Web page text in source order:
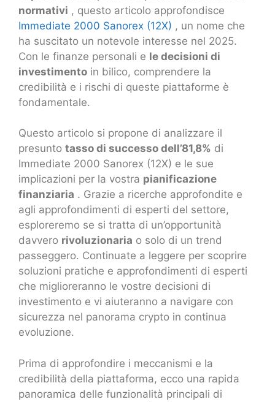
normativi , questo articolo approfondisce
Immediate 2000 Sanorex (12X) , un nome che
ha suscitato un notevole interesse nel 2025.
Con le finanze personali e le decisioni di
investimento in bilico, comprendere la
credibilità e i rischi di queste piattaforme è
fondamentale.
Questo articolo si propone di analizzare il
presunto tasso di successo dell’81,8% di
Immediate 2000 Sanorex (12X) e le sue
implicazioni per la vostra pianificazione
finanziaria . Grazie a ricerche approfondite e
agli approfondimenti di esperti del settore,
esploreremo se si tratta di un’opportunità
davvero rivoluzionaria o solo di un trend
passeggero. Continuate a leggere per scoprire
soluzioni pratiche e approfondimenti di esperti
che miglioreranno le vostre decisioni di
investimento e vi aiuteranno a navigare con
sicurezza nel panorama crypto in continua
evoluzione.
Prima di approfondire i meccanismi e la
credibilità della piattaforma, ecco una rapida
panoramica delle funzionalità principali di